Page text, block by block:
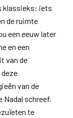
klassieks: iets
de ruimte
een eeuw later
en een
van de
van de
Nadal schreef.
te